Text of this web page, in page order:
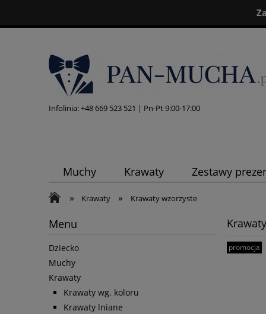
Infolinia:+48 669 523 521 | Pn-Pt 9:00-17:00
Muchy Krawaty Zestawy
» Krawaty » Krawaty wzorzyste
Menu
Dziecko
Muchy
Krawaty
Krawaty wg. koloru
Krawaty lniane
promocja